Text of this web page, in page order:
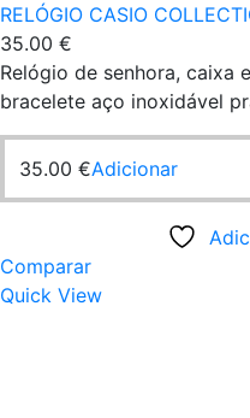
RELÓGIO CASIO
35.00 €
Relógio de senhora, caixa
bracelete aço inoxidável
35.00 €Adicionar
Comparar
Quick View